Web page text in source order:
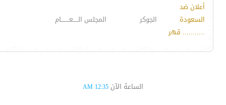
أعلان ضد
السعودة
........... قهر
الجوكر المجلس الـــــعــــــــام
الساعة الآن 12:35 AM